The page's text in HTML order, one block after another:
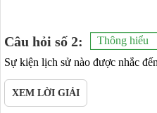
Câu hỏi số 2:
Thông hiểu
Sự kiện lịch sử nào được nhắc
XEM LỜI GIẢI